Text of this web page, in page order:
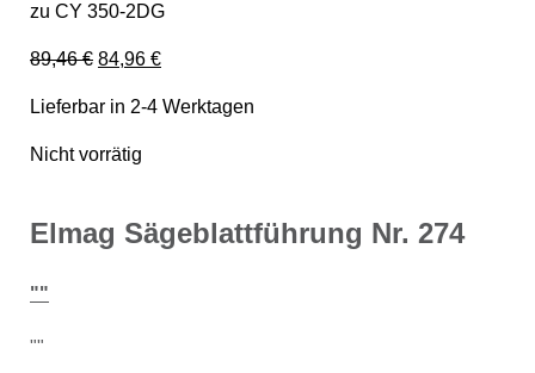
zu CY 350-2DG
89,46€ Ursprünglicher Preis war: 89,46 €
84,96 €Aktueller Preis ist: 84,96 €.
Lieferbar in 2-4 Werktagen
Nicht vorrätig
Elmag Sägeblattführung Nr. 274
""
""